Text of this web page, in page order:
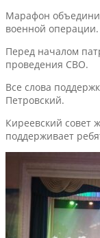
Марафон
военной операции.
Перед началом
проведения СВО.
Все слова
Петровский.
Киреевский совет
поддерживает